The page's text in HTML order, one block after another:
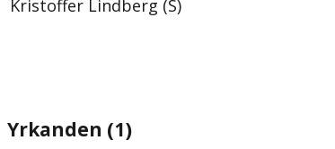
Kristoffer Lindberg (S)
Yrkanden (1)